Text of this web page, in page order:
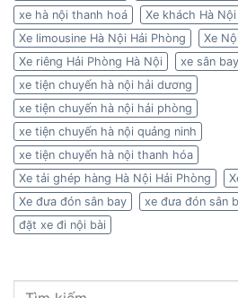
xe hà nội thanh hoá
Xe khách Hà
Xe limousine Hà Nội Hải Phòng
Xe
Xe riêng Hải Phòng Hà Nội
xe sân bay
xe tiện chuyến hà nội hải dương
xe tiện chuyến hà nội hải phòng
xe tiện chuyến hà nội quảng ninh
xe tiện chuyến hà nội thanh hóa
Xe tải ghép hàng Hà Nội Hải Phòng
Xe đưa đón sân bay
xe đưa đón sân
đặt xe đi nội bài